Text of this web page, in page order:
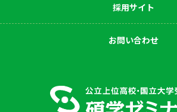
採用サイト
お問い合わせ